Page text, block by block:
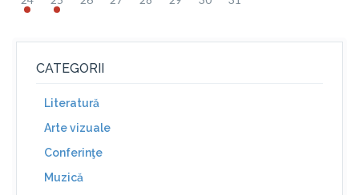
CATEGORII
Literatură
Arte vizuale
Conferinţe
Muzică